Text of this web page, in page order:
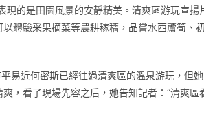
的是田園風景的安靜精美。清爽區游玩宣揚
體驗采果摘菜等農耕稼穡，品嘗水西蘆筍、初
易近何密斯已經往過清爽區的溫泉游玩，但她
，看了現場先容之后，她告知記者：“清爽區